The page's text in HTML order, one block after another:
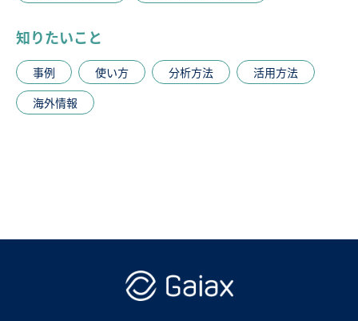
知りたいこと
事例 使い方 分析方法
活用方法
海外情報